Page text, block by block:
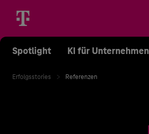
Spotlight KI für Unternehmen
Erfolgsstories Referenzen